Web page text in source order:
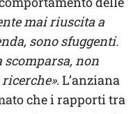
mai riuscita a
sono sfuggenti.
scomparsa, non
. L’anziana
che i rapporti tra